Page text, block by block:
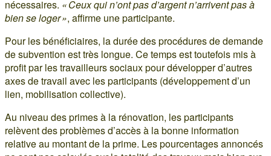
nécessaires. « Ceux qui n’ont pas d’argent n’arrivent pas à
bien se loger », affirme une participante.
Pour les bénéficiaires, la durée des procédures de demande
de subvention est très longue. Ce temps est toutefois mis à
profit par les travailleurs sociaux pour développer d’autres
axes de travail avec les participants (développement d’un
lien, mobilisation collective).
Au niveau des primes à la rénovation, les participants
relèvent des problèmes d’accès à la bonne information
relative au montant de la prime. Les pourcentages annoncés